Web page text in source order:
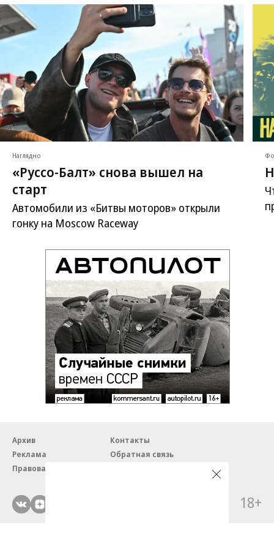
Наглядно
«Руссо-Балт» снова вышел на
старт
Автомобили из «Битвы моторов» открыли
гонку на Moscow Raceway
Архив
Контакты
Реклама
Обратная связь
Правовая информация
18+